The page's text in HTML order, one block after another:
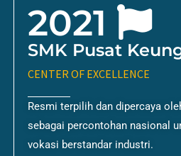
2021
SMK Pusat
CENTER OF EXCELLENCE
Resmi terpilih dan dipercaya
sebagai percontohan nasional
vokasi berstandar industri.